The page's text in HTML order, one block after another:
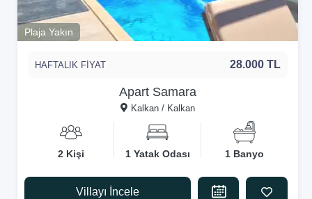
Plaja Yakın
Apart Samara
Kalkan / Kalkan
HAFTALIK FİYAT 28.000 TL
2 Kişi 1 Yatak Odası 1 Banyo
Villayı İncele